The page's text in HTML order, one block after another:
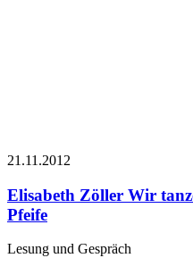
21.11.2012
Elisabeth Zöller Wir
Pfeife
Lesung und Gespräch